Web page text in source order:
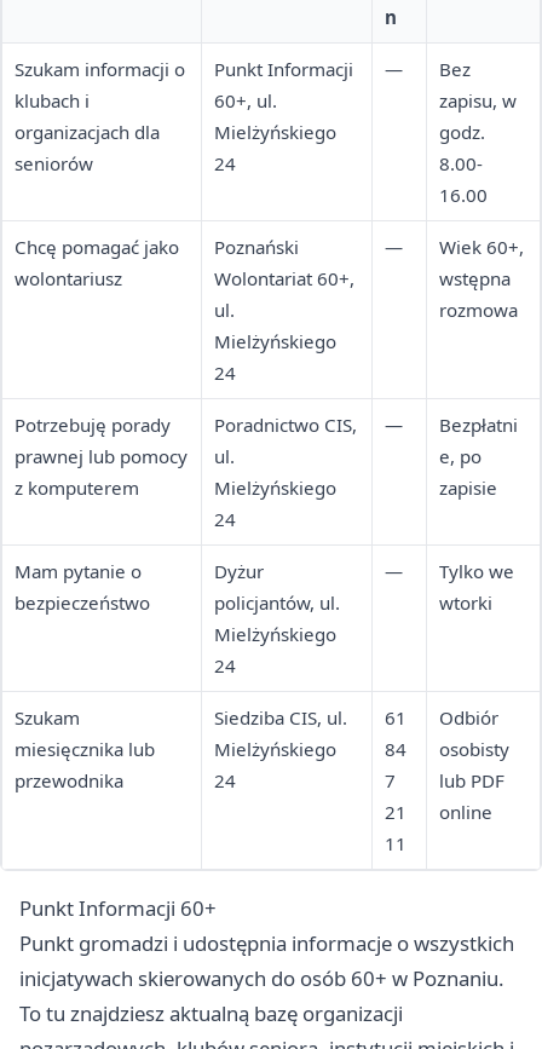
n
Szukam informacji o
klubach i
organizacjach dla
seniorów
Punkt Informacji
60+, ul.
Mielżyńskiego
24
—
Bez
zapisu, w
godz.
8.00-
16.00
Chcę pomagać jako
wolontariusz
Poznański
Wolontariat 60+,
ul.
Mielżyńskiego
24
—
Wiek 60+,
wstępna
rozmowa
Potrzebuję porady
prawnej lub pomocy
z komputerem
Poradnictwo CIS,
ul.
Mielżyńskiego
24
—
Bezpłatni
e, po
zapisie
Mam pytanie o
bezpieczeństwo
Dyżur
policjantów, ul.
Mielżyńskiego
24
—
Tylko we
wtorki
Szukam
miesięcznika lub
przewodnika
Siedziba CIS, ul.
Mielżyńskiego
24
61
84
7
21
11
Odbiór
osobisty
lub PDF
online
Punkt Informacji 60+
Punkt gromadzi i udostępnia informacje o wszystkich
inicjatywach skierowanych do osób 60+ w Poznaniu.
To tu znajdziesz aktualną bazę organizacji